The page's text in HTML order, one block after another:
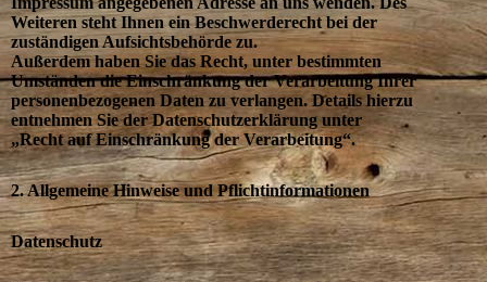
Weiteren steht Ihnen ein Beschwerderecht bei der
zuständigen Aufsichtsbehörde zu.
Außerdem haben Sie das Recht, unter bestimmten
Umständen die Einschränkung der Verarbeitung Ihrer
personenbezogenen Daten zu verlangen. Details hierzu
entnehmen Sie der Datenschutzerklärung unter
„Recht auf Einschränkung der Verarbeitung“.
2. Allgemeine Hinweise und Pflichtinformationen
Datenschutz